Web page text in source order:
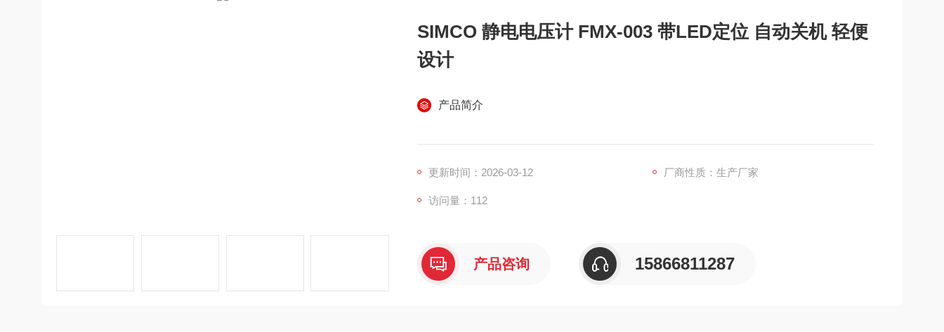
SIMCO 静电电压计 FMX-003 带LED定位 自动关机 轻便
设计
产品简介
更新时间：2026-03-12 厂商性质：生产厂家
访问量：112
产品咨询 15866811287